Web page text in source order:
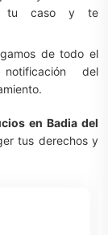
tu caso y te
de todo el
del
en Badia del
tus derechos y